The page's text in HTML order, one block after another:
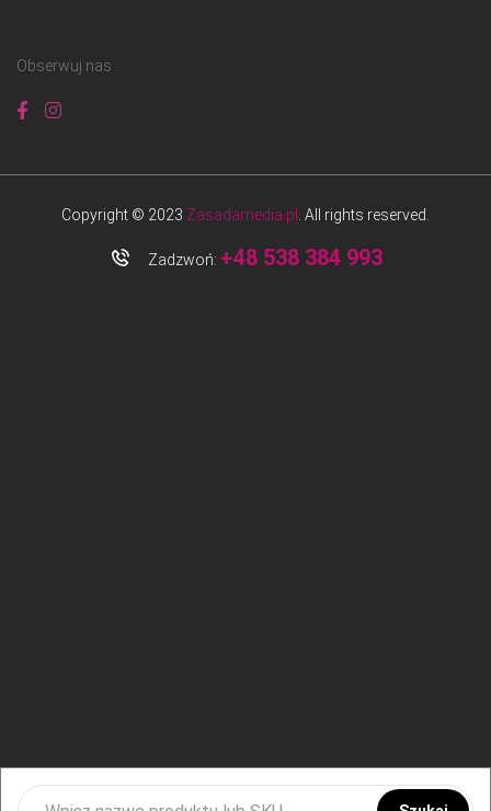
Obserwuj nas
Copyright © 2023 Zasadamedia.pl . All rights reserved.
Zadzwoń: +48 538 384 993